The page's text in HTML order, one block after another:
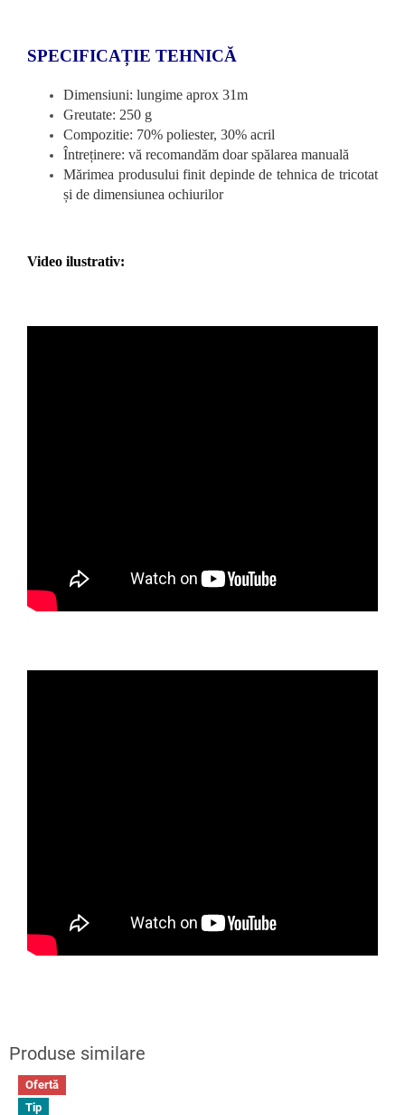
SPECIFICAȚIE TEHNICĂ
Dimensiuni: lungime aprox 31m
Greutate: 250 g
Compozitie: 70% poliester, 30% acril
Întreținere: vă recomandăm doar spălarea manuală
Mărimea produsului finit depinde de tehnica de tricotat
și de dimensiunea ochiurilor
Video ilustrativ:
Ofertă
Tip